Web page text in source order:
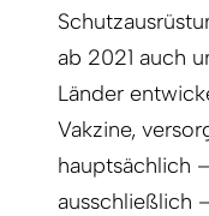
ab 2021 auch
Länder
Vakzine,
hauptsächlich
ausschließlich